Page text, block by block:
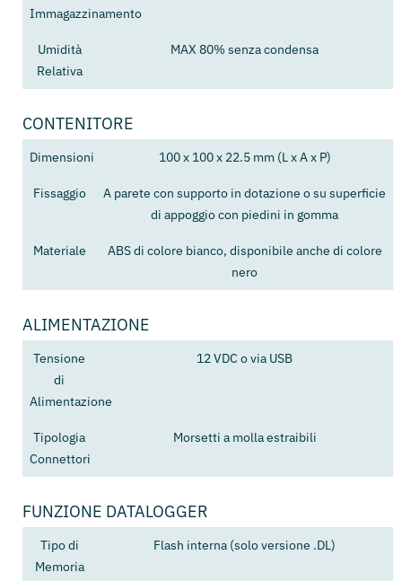
Immagazzinamento
Umidità
Relativa
MAX 80% senza condensa
CONTENITORE
Dimensioni 100 x 100 x 22.5 mm (L x A x P)
Fissaggio
A parete con supporto in dotazione o su superficie
di appoggio con piedini in gomma
Materiale
ABS di colore bianco, disponibile anche di colore
nero
ALIMENTAZIONE
Tensione
di
Alimentazione
12 VDC o via USB
Tipologia
Connettori
Morsetti a molla estraibili
FUNZIONE DATALOGGER
Tipo di
Memoria
Flash interna (solo versione .DL)